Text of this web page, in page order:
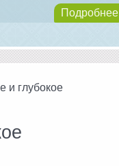
Подробнее
и глубокое